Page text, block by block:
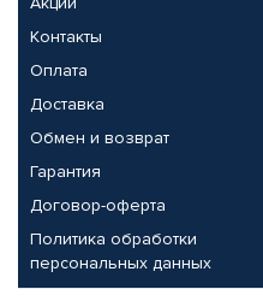
Контакты
Оплата
Доставка
Обмен и возврат
Гарантия
Договор-оферта
Политика обработки
персональных данных